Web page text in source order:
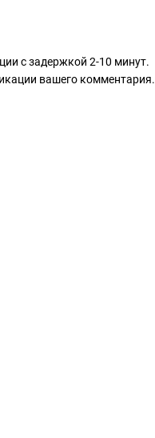
с задержкой 2-10 минут.
вашего комментария.